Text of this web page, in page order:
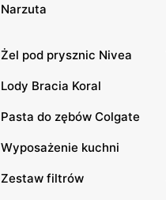
Narzuta
Żel pod prysznic Nivea
Lody Bracia Koral
Pasta do zębów Colgate
Wyposażenie kuchni
Zestaw filtrów